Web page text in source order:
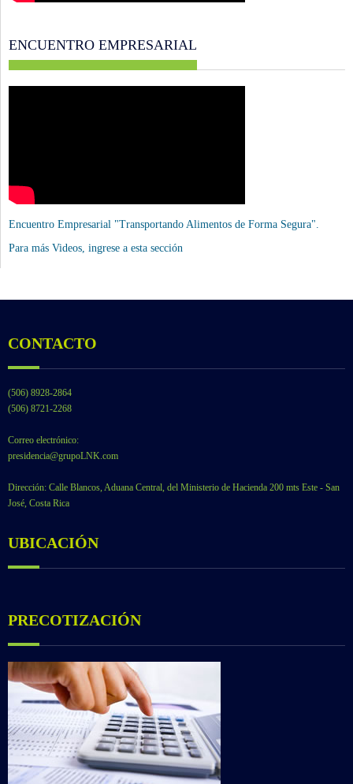
ENCUENTRO EMPRESARIAL
Encuentro Empresarial "Transportando Alimentos de Forma Segura".
Para más Videos, ingrese a esta sección
CONTACTO
(506) 8928-2864
(506) 8721-2268
Correo electrónico:
presidencia@grupoLNK.com
Dirección: Calle Blancos, Aduana Central, del Ministerio de Hacienda 200 mts Este - San
José, Costa Rica
UBICACIÓN
PRECOTIZACIÓN